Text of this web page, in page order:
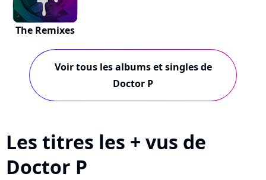
The Remixes
Voir tous les albums et singles de
Doctor P
Les titres les + vus de
Doctor P